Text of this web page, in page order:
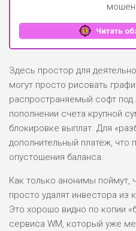
Читать
Здесь простор для
могут просто рисовать
распространяемый софт
пополнении счета крупной
блокировке выплат. Для
дополнительный платеж, что
опустошения баланса.
Как только анонимы поймут,
просто удалят инвестора из
Это хорошо видно по копии
сервиса WM, который уже